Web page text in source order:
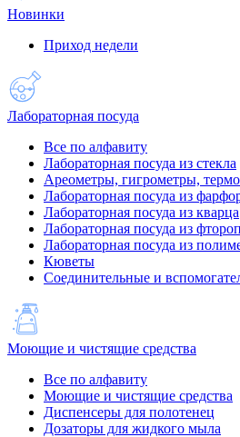
Новинки
Приход недели
Лабораторная посуда
Все по алфавиту
Лабораторная посуда из стекла
Ареометры, гигрометры,
Лабораторная посуда из
Лабораторная посуда из кварца
Лабораторная посуда из
Лабораторная посуда из
Кюветы
Соединительные и
Моющие и чистящие средства
Все по алфавиту
Моющие и чистящие средства
Диспенсеры для полотенец
Дозаторы для жидкого мыла